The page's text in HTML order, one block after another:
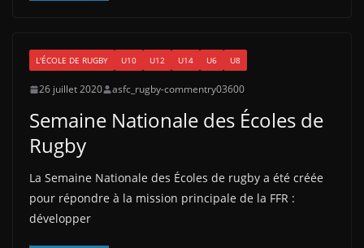
L'ÉCOLE DE RUGBY U10 U12 U14 U6 U8
26 juillet 2020 asfc_rugby-commentry03600
Semaine Nationale des Écoles de
Rugby
La Semaine Nationale des Écoles de rugby a été créée
pour répondre à la mission principale de la FFR :
développer